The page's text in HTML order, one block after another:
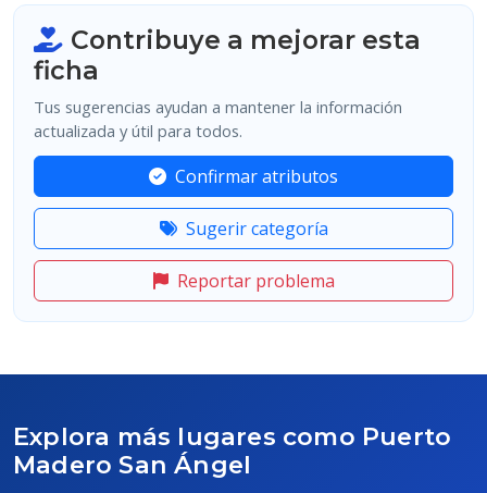
Contribuye a mejorar esta
ficha
Tus sugerencias ayudan a mantener la información
actualizada y útil para todos.
Confirmar atributos
Sugerir categoría
Reportar problema
Explora más lugares como Puerto
Madero San Ángel